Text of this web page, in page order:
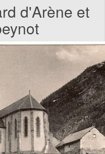
d'Arène et